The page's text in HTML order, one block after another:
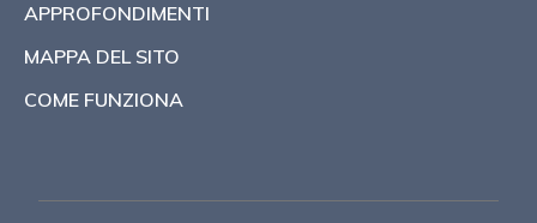
APPROFONDIMENTI
MAPPA DEL SITO
COME FUNZIONA